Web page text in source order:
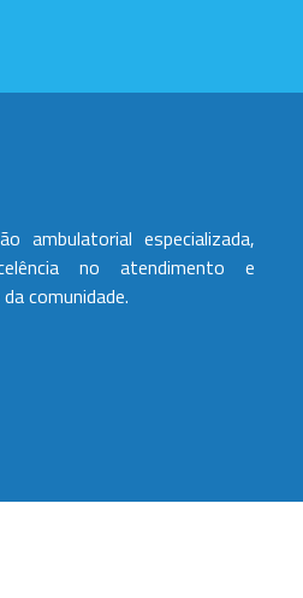
ambulatorial especializada,
no atendimento e
comunidade.